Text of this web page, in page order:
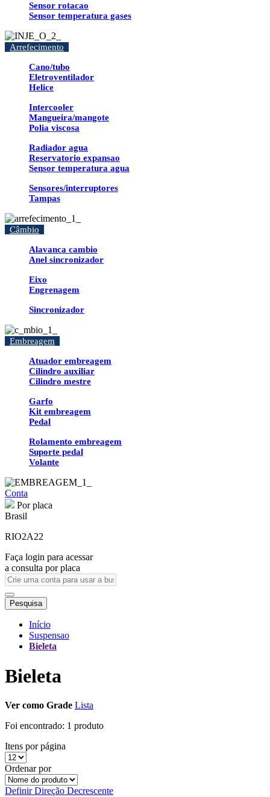
Sensor rotacao
Sensor temperatura gases
Arrefecimento
Cano/tubo
Eletroventilador
Helice
Intercooler
Mangueira/mangote
Polia viscosa
Radiador agua
Reservatorio expansao
Sensor temperatura agua
Sensores/interruptores
Tampas
Câmbio
Alavanca cambio
Anel sincronizador
Eixo
Engrenagem
Sincronizador
Embreagem
Atuador embreagem
Cilindro auxiliar
Cilindro mestre
Garfo
Kit embreagem
Pedal
Rolamento embreagem
Suporte pedal
Volante
Conta
Por placa
Brasil
RIO2A22
Faça login para acessar
a consulta por placa
Pesquisa
Início
Suspensao
Bieleta
Bieleta
Ver como Grade Lista
Foi encontrado: 1 produto
Itens por página
Ordenar por
Definir Direção Decrescente